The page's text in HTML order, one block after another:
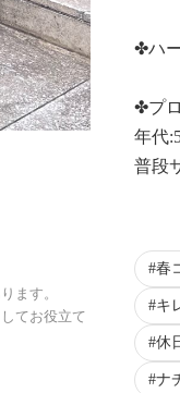
ます。
てお役立て
✤ハ
✤プ
年代
普段
春
キ
休
ナ